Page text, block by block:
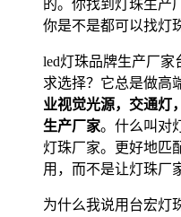
的。你找到灯珠生产
你是不是都可以找灯
led灯珠品牌生产厂
求选择？它总是做高
业视觉光源，交通灯
生产厂家。什么叫对
灯珠厂家。更好地匹
用，而不是让灯珠厂
为什么我说用台宏灯